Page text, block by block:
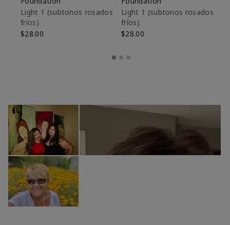
Light 1​ (subtonos rosados
fríos)
$28.00
Light 1​ (subtonos rosados
fríos)
$28.00